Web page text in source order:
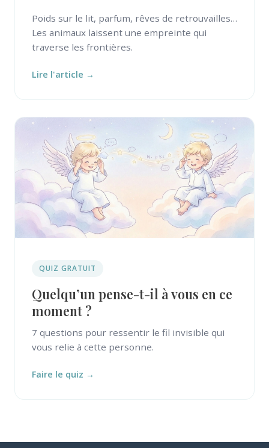
Poids sur le lit, parfum, rêves de retrouvailles…
Les animaux laissent une empreinte qui
traverse les frontières.
Lire l'article →
QUIZ GRATUIT
Quelqu’un pense-t-il à vous en ce
moment ?
7 questions pour ressentir le fil invisible qui
vous relie à cette personne.
Faire le quiz →